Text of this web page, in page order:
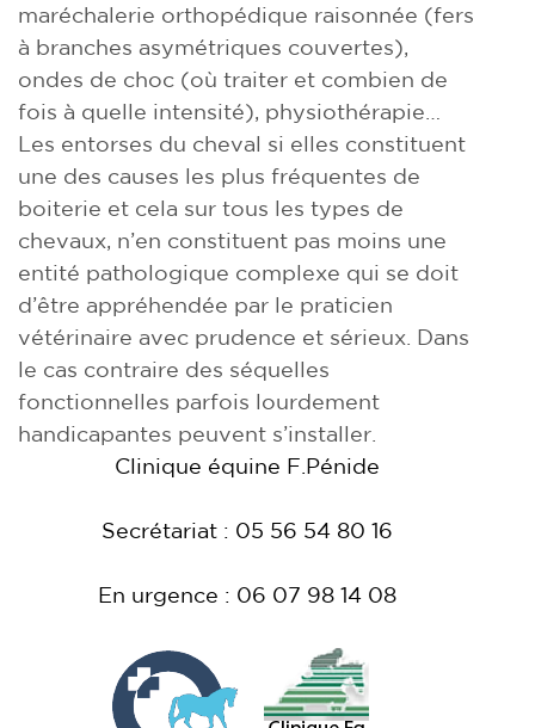
maréchalerie orthopédique raisonnée (fers
à branches asymétriques couvertes),
ondes de choc (où traiter et combien de
fois à quelle intensité), physiothérapie…
Les entorses du cheval si elles constituent
une des causes les plus fréquentes de
boiterie et cela sur tous les types de
chevaux, n’en constituent pas moins une
entité pathologique complexe qui se doit
d’être appréhendée par le praticien
vétérinaire avec prudence et sérieux. Dans
le cas contraire des séquelles
fonctionnelles parfois lourdement
handicapantes peuvent s’installer.
Clinique équine F.Pénide
Secrétariat : 05 56 54 80 16
En urgence : 06 07 98 14 08